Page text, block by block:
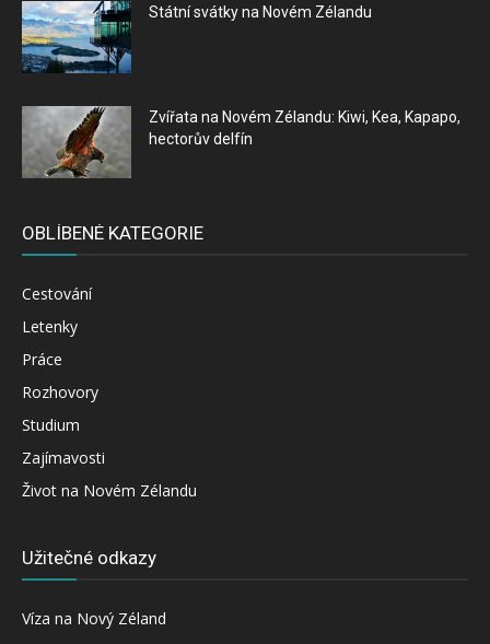
Státní svátky na Novém Zélandu
Zvířata na Novém Zélandu: Kiwi, Kea, Kapapo,
hectorův delfín
OBLÍBENÉ KATEGORIE
Cestování
Letenky
Práce
Rozhovory
Studium
Zajímavosti
Život na Novém Zélandu
Užitečné odkazy
Víza na Nový Zéland